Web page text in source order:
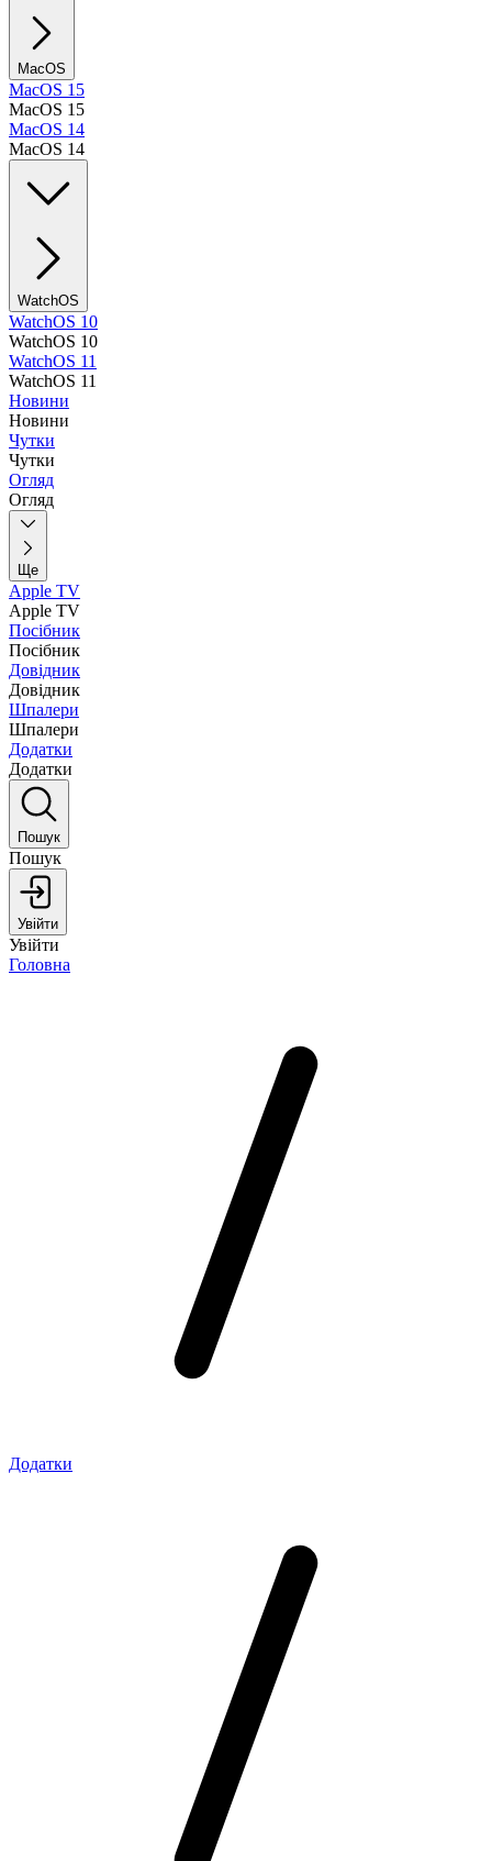
MacOS
MacOS 15
MacOS 15
MacOS 14
MacOS 14
WatchOS
WatchOS 10
WatchOS 10
WatchOS 11
WatchOS 11
Новини
Новини
Чутки
Чутки
Огляд
Огляд
Ще
Apple TV
Apple TV
Посібник
Посібник
Довідник
Довідник
Шпалери
Шпалери
Додатки
Додатки
Пошук
Пошук
Увійти
Увійти
Головна
Додатки